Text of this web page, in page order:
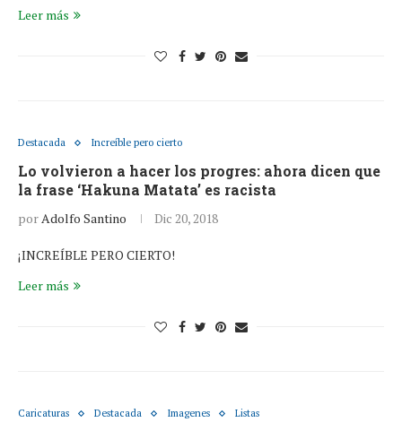
Leer más
Destacada Increíble pero cierto
Lo volvieron a hacer los progres: ahora dicen que
la frase ‘Hakuna Matata’ es racista
porAdolfo Santino Dic 20, 2018
¡INCREÍBLE PERO CIERTO!
Leer más
Caricaturas Destacada Imagenes Listas